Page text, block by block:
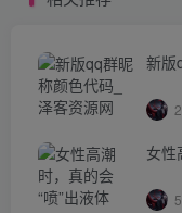
新版
女性